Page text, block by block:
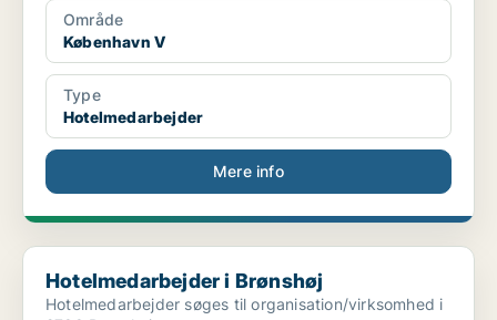
Område
København V
Type
Hotelmedarbejder
Mere info
Hotelmedarbejder i Brønshøj
Hotelmedarbejder i Brønshøj
Hotelmedarbejder søges til organisation/virksomhed i